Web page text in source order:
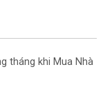
tháng khi Mua Nhà